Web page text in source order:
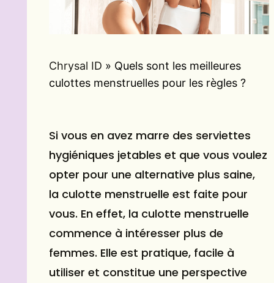
Chrysal ID » Quels sont les meilleures
culottes menstruelles pour les règles ?
Si vous en avez marre des serviettes
hygiéniques jetables et que vous voulez
opter pour une alternative plus saine,
la culotte menstruelle est faite pour
vous. En effet, la culotte menstruelle
commence à intéresser plus de
femmes. Elle est pratique, facile à
utiliser et constitue une perspective